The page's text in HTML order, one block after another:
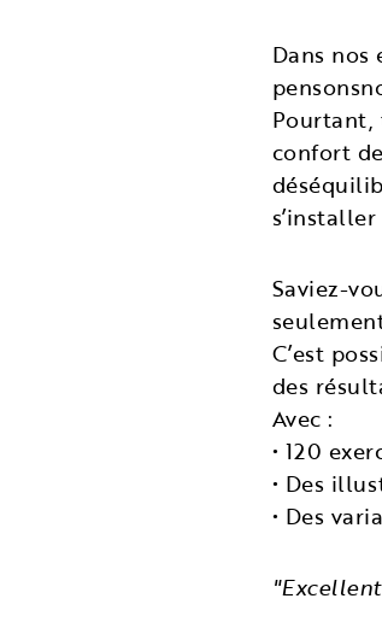
Dans
Pourtant,
confort
Saviez-
C’est
des
Avec :
• 120
• Des
• Des